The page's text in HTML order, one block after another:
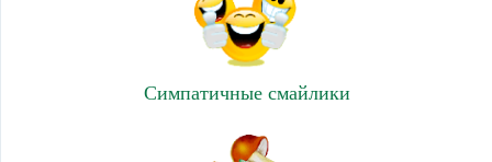
Симпатичные смайлики